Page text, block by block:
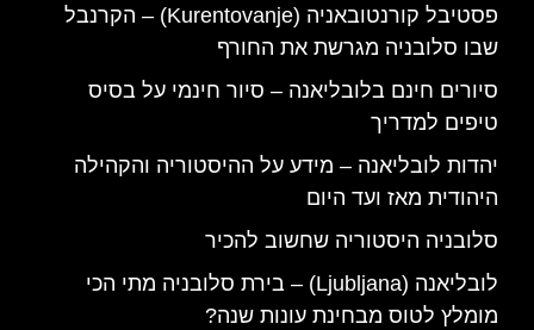
פסטיבל קורנטובאניה (Kurentovanje) – הקרנבל
שבו סלובניה מגרשת את החורף
סיורים חינם בלובליאנה – סיור חינמי על בסיס
טיפים למדריך
יהדות לובליאנה – מידע על ההיסטוריה והקהילה
היהודית מאז ועד היום
סלובניה היסטוריה שחשוב להכיר
לובליאנה (Ljubljana) – בירת סלובניה מתי הכי
מומלץ לטוס מבחינת עונות שנה?